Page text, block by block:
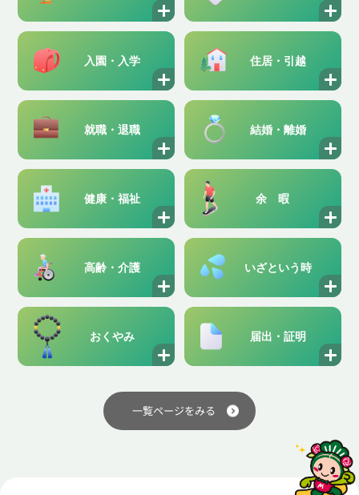
入園・入学 住居・引越
就職・退職 結婚・離婚
健康・福祉 余暇
高齢・介護 いざという時
おくやみ 届出・証明
一覧ページをみる